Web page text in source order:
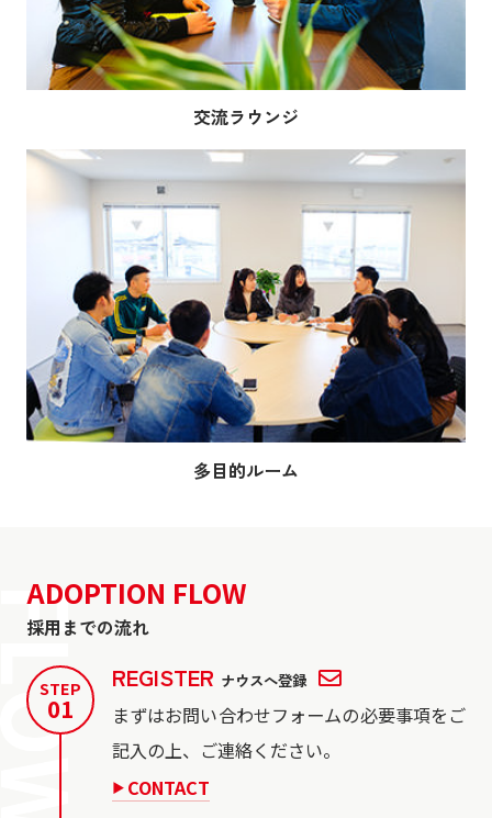
交流ラウンジ
多目的ルーム
ADOPTION FLOW
採用までの流れ
STEP
01
REGISTER ナウスへ登録
まずはお問い合わせフォームの必要事項をご
記入の上、ご連絡ください。
▶︎ CONTACT